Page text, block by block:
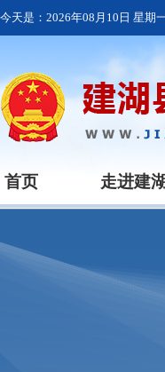
今天是： 2026年08月10日 星期
首页 走进建湖